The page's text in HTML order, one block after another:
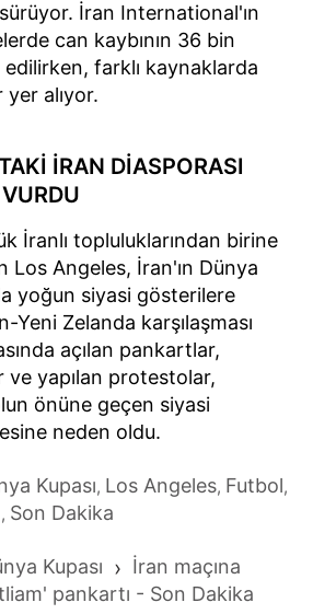
İran International'ın
can kaybının 36 bin
edilirken, farklı kaynaklarda
alıyor.
İRAN DİASPORASI
İranlı topluluklarından birine
Los Angeles, İran'ın Dünya
yoğun siyasi gösterilere
Yeni Zelanda karşılaşması
açılan pankartlar,
ve yapılan protestolar,
önüne geçen siyasi
neden oldu.
Kupası, Los Angeles, Futbol,
, Son Dakika
Kupası › İran maçına
pankartı - Son Dakika